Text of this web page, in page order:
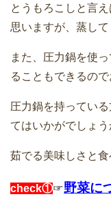
とうもろこしと言
思いますが、蒸し
また、圧力鍋を使
ることもできるので
圧力鍋を持ってい
てはいかがでしょう
茹でる美味しさと食
check①☞野菜に